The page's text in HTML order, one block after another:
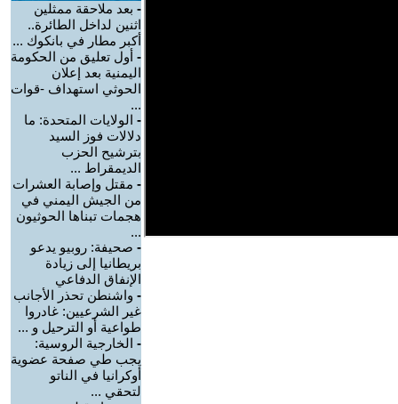
- بعد ملاحقة ممثلين
اثنين لداخل الطائرة..
أكبر مطار في بانكوك ...
- أول تعليق من الحكومة
اليمنية بعد إعلان
الحوثي استهداف -قوات
...
- الولايات المتحدة: ما
دلالات فوز السيد
بترشيح الحزب
الديمقراط ...
- مقتل وإصابة العشرات
من الجيش اليمني في
هجمات تبناها الحوثيون
...
- صحيفة: روبيو يدعو
بريطانيا إلى زيادة
الإنفاق الدفاعي
- واشنطن تحذر الأجانب
غير الشرعيين: غادروا
طواعية أو الترحيل و ...
- الخارجية الروسية:
يجب طي صفحة عضوية
أوكرانيا في الناتو
لتحقي ...